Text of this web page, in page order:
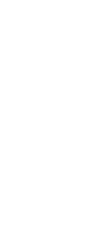
is szabták